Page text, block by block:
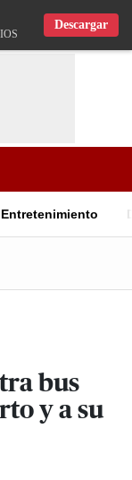
Descargar
Entretenimiento
bus
y a su